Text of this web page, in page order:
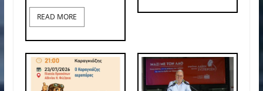
READ MORE